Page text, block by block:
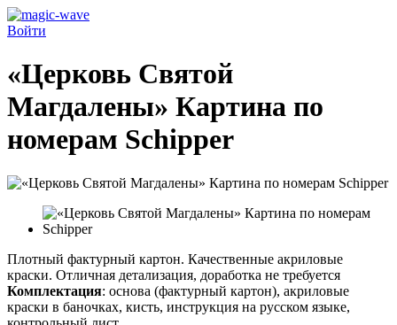
Войти
«Церковь Святой
Магдалены» Картина по
номерам Schipper
Плотный фактурный картон. Качественные акриловые
краски. Отличная детализация, доработка не требуется
Комплектация: основа (фактурный картон), акриловые
краски в баночках, кисть, инструкция на русском языке,